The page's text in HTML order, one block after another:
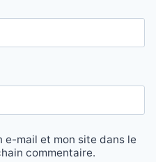
e-mail et mon site dans le
commentaire.